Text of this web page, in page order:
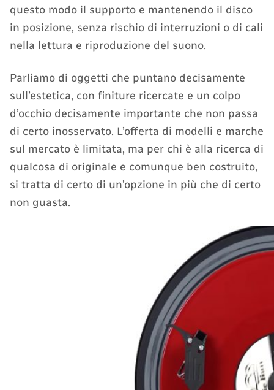
questo modo il supporto e mantenendo il disco
in posizione, senza rischio di interruzioni o di cali
nella lettura e riproduzione del suono.
Parliamo di oggetti che puntano decisamente
sull’estetica, con finiture ricercate e un colpo
d’occhio decisamente importante che non passa
di certo inosservato. L’offerta di modelli e marche
sul mercato è limitata, ma per chi è alla ricerca di
qualcosa di originale e comunque ben costruito,
si tratta di certo di un’opzione in più che di certo
non guasta.